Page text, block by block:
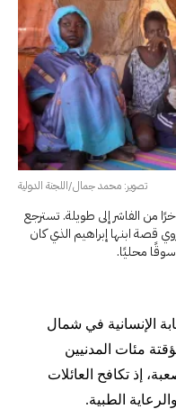
تصوير: محمد جمال/اللجنة الدولية
من الفاشر إلى طويلة. تسترجع
قصة ابنها إبراهيم الذي كان
محليًا.
الإنسانية في شمال
مئات المدنيين
إذ تكافح العائلات
الطبية.